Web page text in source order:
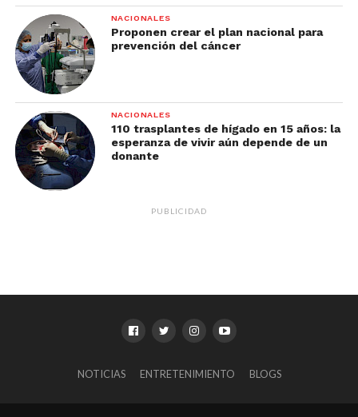
NACIONALES
Proponen crear el plan nacional para
prevención del cáncer
NACIONALES
110 trasplantes de hígado en 15 años: la
esperanza de vivir aún depende de un
donante
PUBLICIDAD
NOTICIAS ENTRETENIMIENTO BLOGS